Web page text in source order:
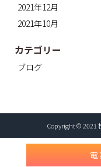
2021年12月
2021年10月
カテゴリー
ブログ
Copyright © 2021